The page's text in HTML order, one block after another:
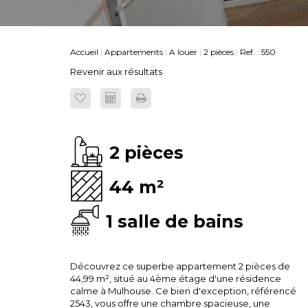
Accueil Appartements A louer 2 pièces Ref. : 550
Revenir aux résultats
2 pièces
44 m²
1 salle de bains
Découvrez ce superbe appartement 2 pièces de
44,99 m², situé au 4ème étage d'une résidence
calme à Mulhouse. Ce bien d'exception, référencé
2543, vous offre une chambre spacieuse, une